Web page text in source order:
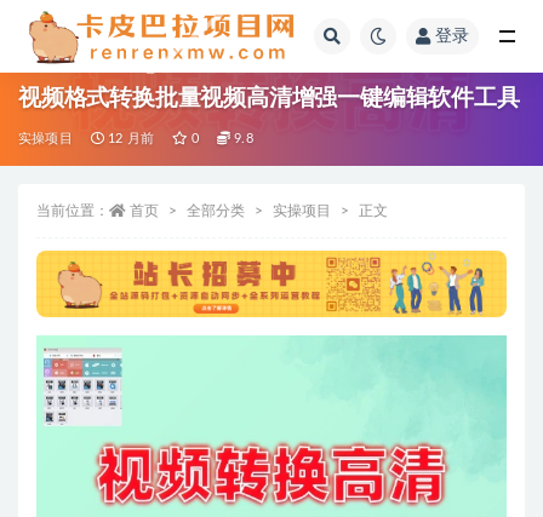
登录
视频格式转换批量视频高清增强一键编辑软件工具
实操项目 12 月前 0 9.8
当前位置： 首页 全部分类 实操项目 正文
全部